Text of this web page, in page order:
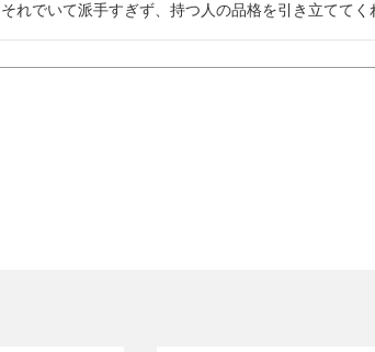
それでいて派手すぎず、持つ人の品格を引き立ててく